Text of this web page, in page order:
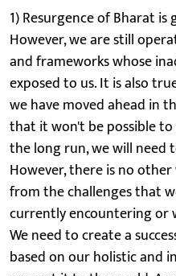
1) Resurgence of Bharat
However, we are still
and frameworks whose
exposed to us. It is also
we have moved ahead in
that it won't be possible to
the long run, we will need
However, there is no
from the challenges that
currently encountering or
We need to create a
based on our holistic and